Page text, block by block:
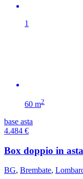
1
60 m2
base asta
4.484 €
Box doppio in
BG, Brembate,